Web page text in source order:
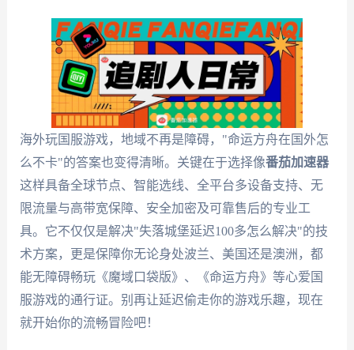
海外玩国服游戏，地域不再是障碍，"命运方舟在国外怎
么不卡"的答案也变得清晰。关键在于选择像番茄加速器
这样具备全球节点、智能选线、全平台多设备支持、无
限流量与高带宽保障、安全加密及可靠售后的专业工
具。它不仅仅是解决"失落城堡延迟100多怎么解决"的技
术方案，更是保障你无论身处波兰、美国还是澳洲，都
能无障碍畅玩《魔域口袋版》、《命运方舟》等心爱国
服游戏的通行证。别再让延迟偷走你的游戏乐趣，现在
就开始你的流畅冒险吧！